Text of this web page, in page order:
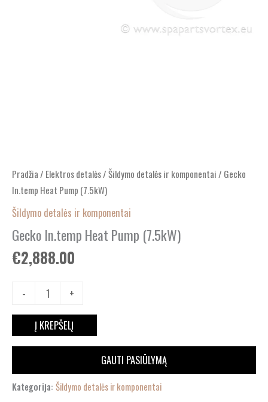
Pradžia/ Elektros detalės/Šildymo detalės ir komponentai/ Gecko
In.temp Heat Pump (7.5kW)
Šildymo detalės ir komponentai
Gecko In.temp Heat Pump (7.5kW)
€2,888.00
- +
Į KREPŠELĮ
GAUTI PASIŪLYMĄ
Kategorija: Šildymo detalės ir komponentai